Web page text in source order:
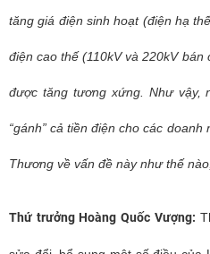
tăng giá điện sinh hoạt (điện hạ
điện cao thế (110kV và 220kV
được tăng tương xứng. Như vậy,
“gánh” cả tiền điện cho các
Thương về vấn đề này như thế
Thứ trưởng Hoàng Quốc Vượng: